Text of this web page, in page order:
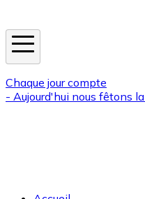
Chaque jour compte
- Aujourd'hui nous fêtons la